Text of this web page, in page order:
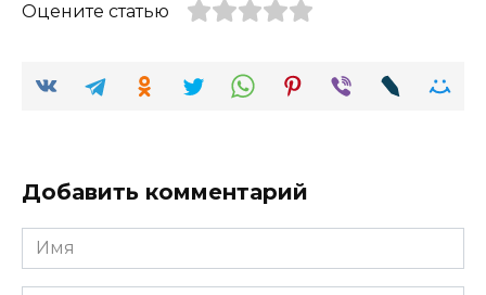
Оцените статью
Добавить комментарий
Имя